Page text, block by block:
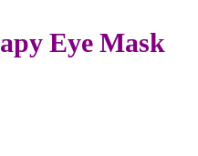
Eye Mask